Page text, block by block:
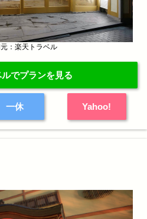
：楽天トラベル
でプランを見る
一休 Yahoo!